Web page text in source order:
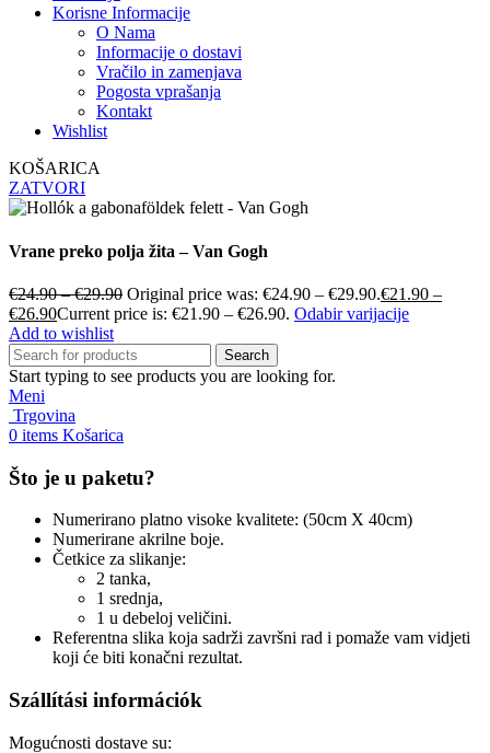
Korisne Informacije
O Nama
Informacije o dostavi
Vračilo in zamenjava
Pogosta vprašanja
Kontakt
Wishlist
KOŠARICA
ZATVORI
Vrane preko polja žita – Van Gogh
€24.90–€29.90 Original price was: €24.90 – €29.90.€21.90 –
€26.90Current price is: €21.90 – €26.90. Odabir varijacije
Add to wishlist
Search
Start typing to see products you are looking for.
Meni
Trgovina
0 items Košarica
Što je u paketu?
Numerirano platno visoke kvalitete: (50cm X 40cm)
Numerirane akrilne boje.
Četkice za slikanje:
2 tanka,
1 srednja,
1 u debeloj veličini.
Referentna slika koja sadrži završni rad i pomaže vam vidjeti
koji će biti konačni rezultat.
Szállítási információk
Mogućnosti dostave su: